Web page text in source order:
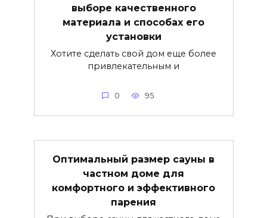
выборе качественного
материала и способах его
установки
Хотите сделать свой дом еще более
привлекательным и
0 95
Оптимальный размер сауны в
частном доме для
комфортного и эффективного
парения